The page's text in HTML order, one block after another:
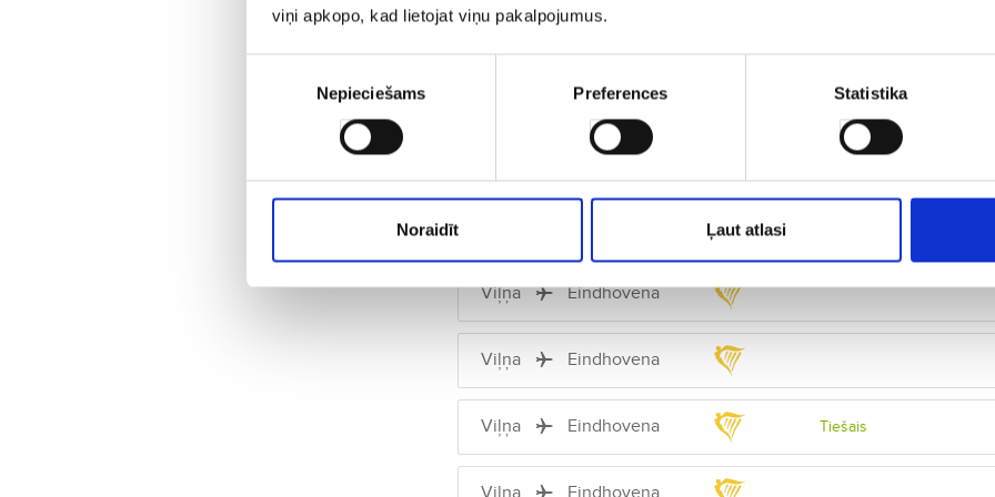
viņi apkopo, kad lietojat viņu pakalpojumus.
Nepieciešams Preferences Statistika
Noraidīt Ļaut atlasi
Viļņa Eindhovena
Eindhovena
Eindhovena
Viļņa Eindhovena
Viļņa Eindhovena
Viļņa Eindhovena Tiešais
Viļņa Eindhovena